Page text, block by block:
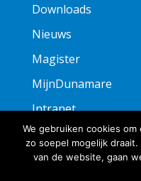
Downloads
Nieuws
Magister
MijnDunamare
Intranet
We gebruiken cookies
zo soepel mogelijk
van de website, gaan